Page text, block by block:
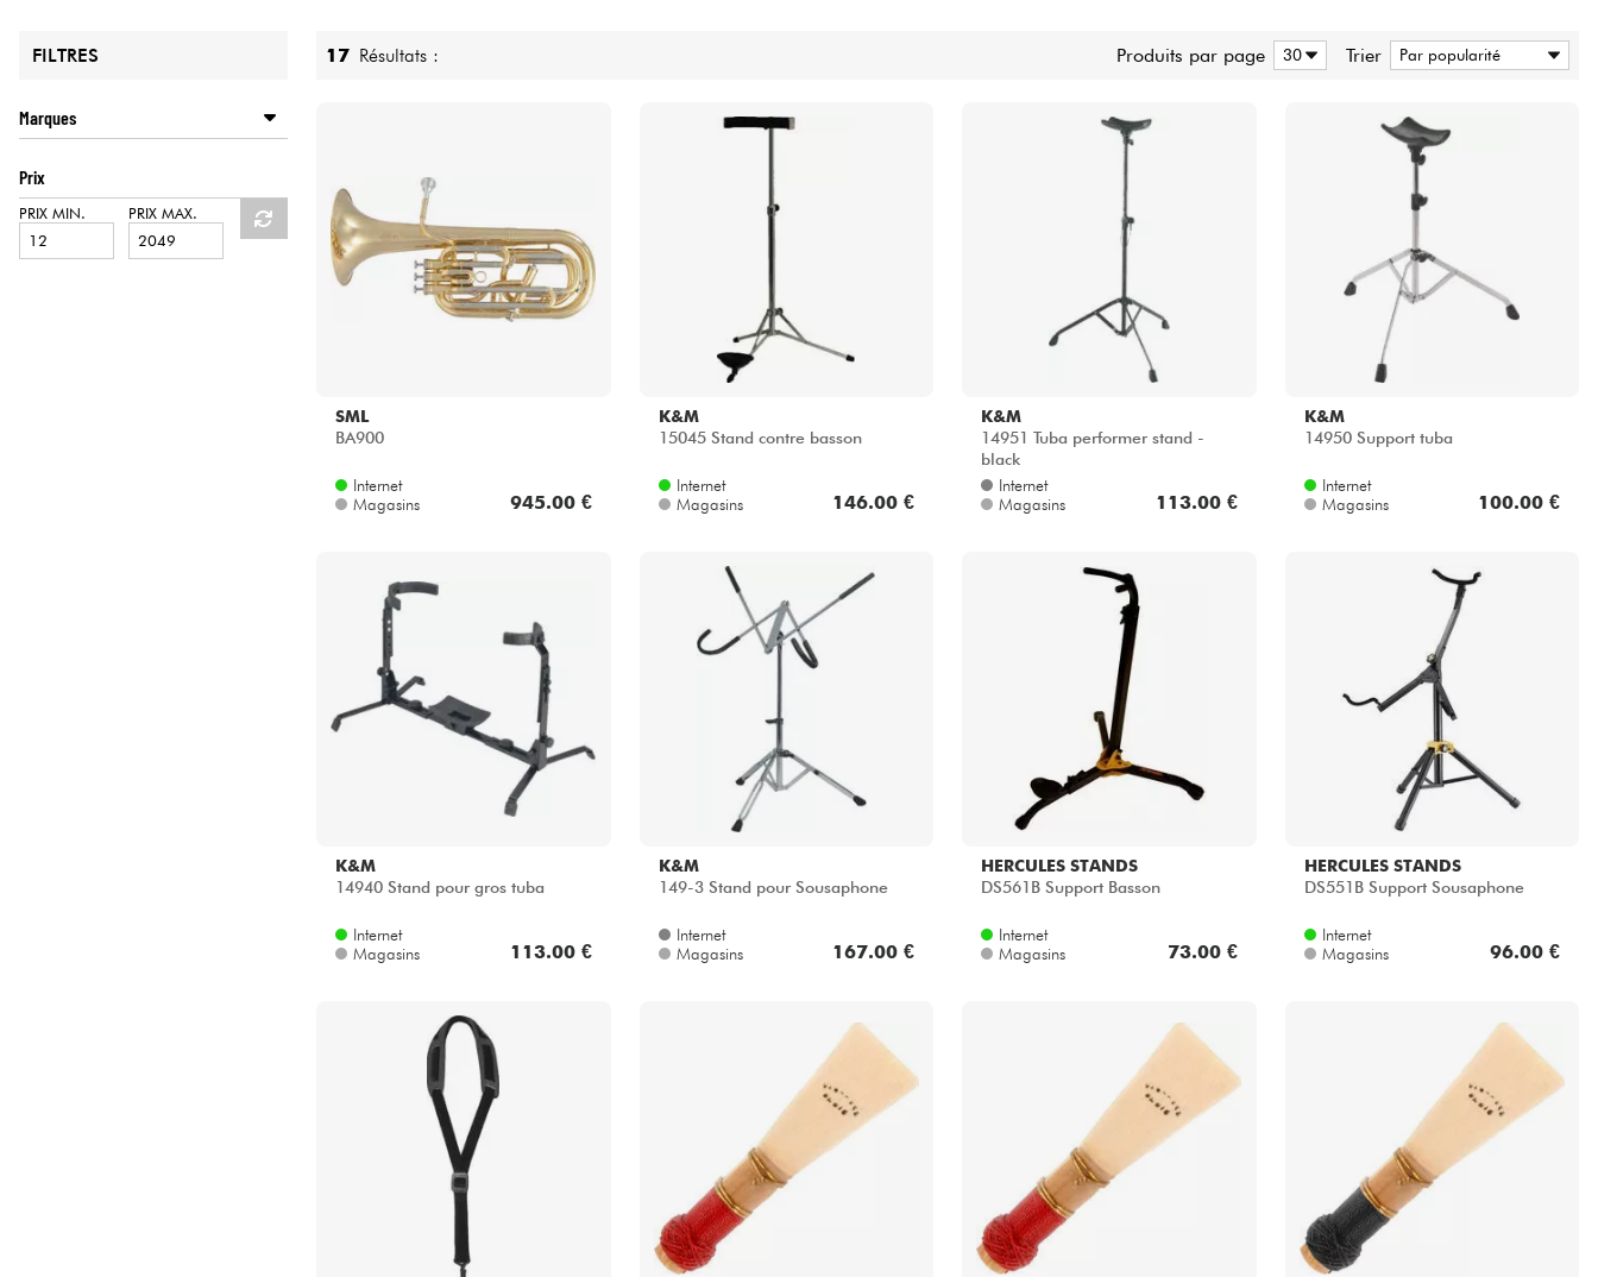
FILTRES
Marques
HERCULES STANDS
K&M
LEVANTE
Prix
PRIX MIN. PRIX MAX.
17 Résultats : Produits par page Trier
SML
BA900
Internet
Magasins
945.00 €
K&M
15045 Stand contre basson
Internet
Magasins
146.00 €
K&M
14951 Tuba performer stand -
black
Internet
Magasins
113.00 €
K&M
14950 Support tuba
Internet
Magasins
100.00 €
K&M
14940 Stand pour gros tuba
Internet
Magasins
113.00 €
K&M
149-3 Stand pour Sousaphone
Internet
Magasins
167.00 €
HERCULES STANDS
DS561B Support Basson
Internet
Magasins
73.00 €
HERCULES STANDS
DS551B Support Sousaphone
Internet
Magasins
96.00 €